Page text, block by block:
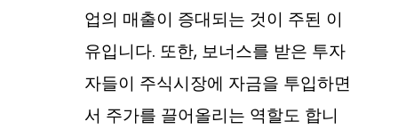
업의 매출이 증대되는 것이 주된 이
유입니다. 또한, 보너스를 받은 투자
자들이 주식시장에 자금을 투입하면
서 주가를 끌어올리는 역할도 합니